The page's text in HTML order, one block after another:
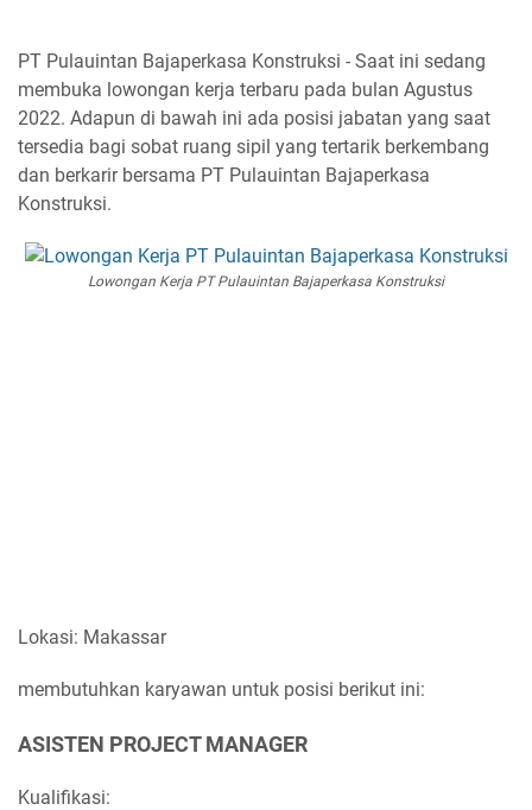
PT Pulauintan Bajaperkasa Konstruksi - Saat ini sedang
membuka lowongan kerja terbaru pada bulan Agustus
2022. Adapun di bawah ini ada posisi jabatan yang saat
tersedia bagi sobat ruang sipil yang tertarik berkembang
dan berkarir bersama PT Pulauintan Bajaperkasa
Konstruksi.
Lowongan Kerja PT Pulauintan Bajaperkasa Konstruksi
Lokasi: Makassar
membutuhkan karyawan untuk posisi berikut ini:
ASISTEN PROJECT MANAGER
Kualifikasi: